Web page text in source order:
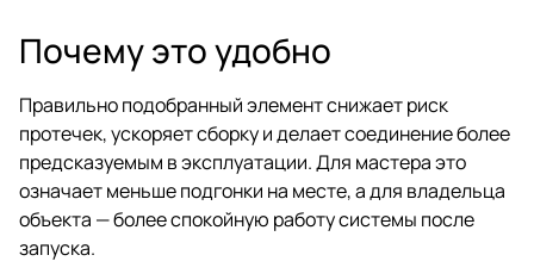
Почему это удобно
Правильно подобранный элемент снижает риск
протечек, ускоряет сборку и делает соединение более
предсказуемым в эксплуатации. Для мастера это
означает меньше подгонки на месте, а для владельца
объекта — более спокойную работу системы после
запуска.